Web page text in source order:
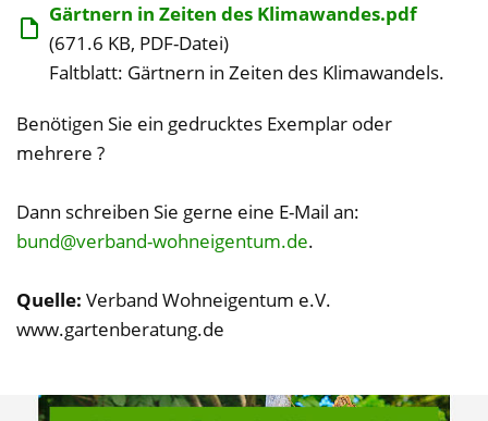
Gärtnern in Zeiten des Klimawandes.pdf
(671.6 KB, PDF-Datei)
Faltblatt: Gärtnern in Zeiten des Klimawandels.
Benötigen Sie ein gedrucktes Exemplar oder
mehrere ?
Dann schreiben Sie gerne eine E-Mail an:
bund@verband-wohneigentum.de.
Quelle: Verband Wohneigentum e.V.
www.gartenberatung.de